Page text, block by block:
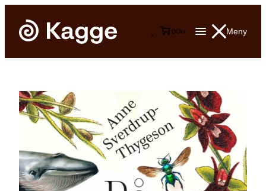
Meny
00kr